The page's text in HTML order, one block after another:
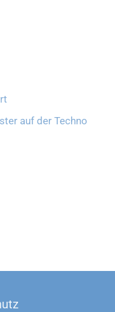
auf der Techno